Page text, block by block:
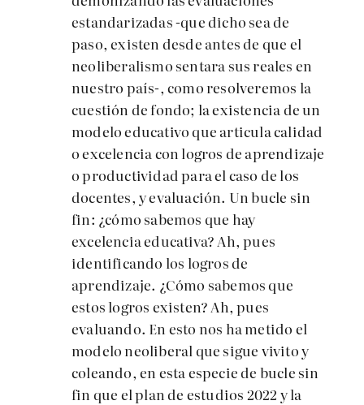
estandarizadas -que dicho sea de
paso, existen desde antes de que el
neoliberalismo sentara sus reales en
nuestro país-, como resolveremos la
cuestión de fondo; la existencia de un
modelo educativo que articula calidad
o excelencia con logros de aprendizaje
o productividad para el caso de los
docentes, y evaluación. Un bucle sin
fin: ¿cómo sabemos que hay
excelencia educativa? Ah, pues
identificando los logros de
aprendizaje. ¿Cómo sabemos que
estos logros existen? Ah, pues
evaluando. En esto nos ha metido el
modelo neoliberal que sigue vivito y
coleando, en esta especie de bucle sin
fin que el plan de estudios 2022 y la